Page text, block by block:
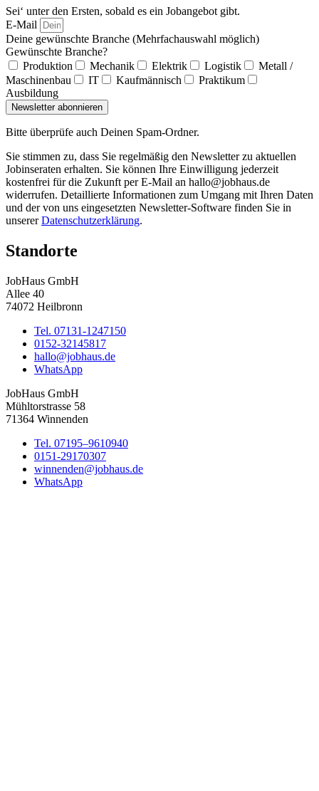
Sei‘ unter den Ersten, sobald es ein Jobangebot gibt.
E-Mail
Deine gewünschte Branche (Mehrfachauswahl möglich)
Gewünschte Branche?
Produktion
Mechanik Elektrik Logistik
Metall /
Maschinenbau
IT Kaufmännisch
Praktikum
Ausbildung
Newsletter abonnieren
Bitte überprüfe auch Deinen Spam-Ordner.
Sie stimmen zu, dass Sie regelmäßig den Newsletter zu aktuellen
Jobinseraten erhalten. Sie können Ihre Einwilligung jederzeit
kostenfrei für die Zukunft per E-Mail an hallo@jobhaus.de
widerrufen. Detaillierte Informationen zum Umgang mit Ihren Daten
und der von uns eingesetzten Newsletter-Software finden Sie in
unsererDatenschutzerklärung.
Standorte
JobHaus GmbH
Allee 40
74072 Heilbronn
Tel. 07131-1247150
0152-32145817
hallo@jobhaus.de
WhatsApp
JobHaus GmbH
Mühltorstrasse 58
71364 Winnenden
Tel. 07195–9610940
0151-29170307
winnenden@jobhaus.de
WhatsApp